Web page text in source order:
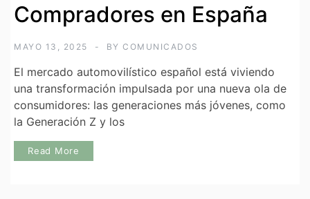
Compradores en España
MAYO 13, 2025 BY COMUNICADOS
El mercado automovilístico español está viviendo
una transformación impulsada por una nueva ola de
consumidores: las generaciones más jóvenes, como
la Generación Z y los
Read More